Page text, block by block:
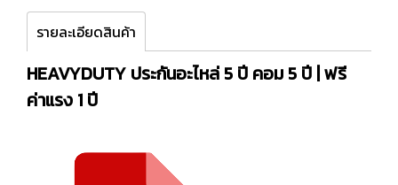
รายละเอียดสินค้า
HEAVYDUTY ประกันอะไหล่ 5 ปี คอม 5 ปี | ฟรี
ค่าแรง 1 ปี